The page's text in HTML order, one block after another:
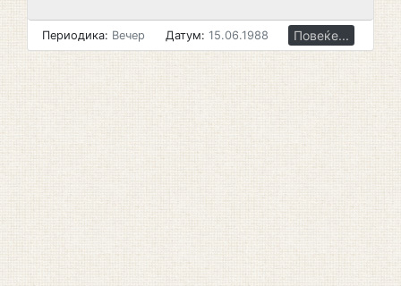
Периодика: Вечер Датум: 15.06.1988 Повеќе...